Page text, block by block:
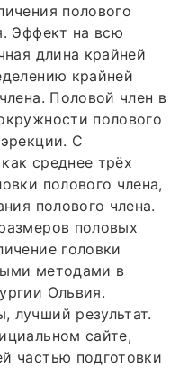
полового
Эффект на всю
длина крайней
крайней
Половой член в
полового
С
среднее трёх
полового члена,
полового члена.
половых
головки
методами в
Ольвия.
лучший результат.
сайте,
частью подготовки